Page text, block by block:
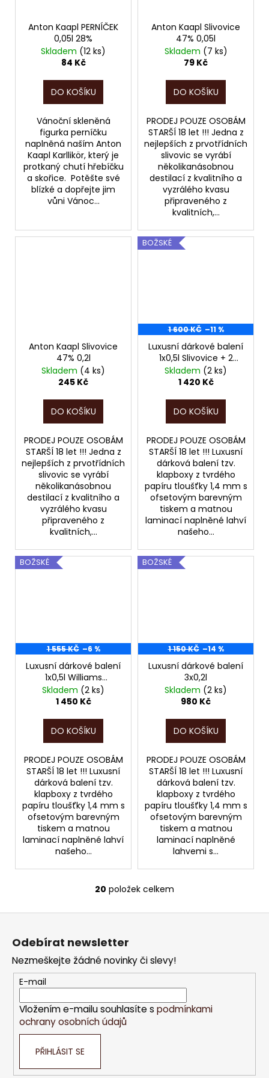
Anton Kaapl PERNÍČEK
0,05l 28%
Skladem (12 ks)
84 Kč
DO KOŠÍKU
Vánoční skleněná
figurka perníčku
naplněná naším Anton
Kaapl Karllikör, který je
protkaný chutí hřebíčku
a skořice. Potěšte své
blízké a dopřejte jim
vůni Vánoc...
Anton Kaapl Slivovice
47% 0,05l
Skladem (7 ks)
79 Kč
DO KOŠÍKU
PRODEJ POUZE OSOBÁM
STARŠÍ 18 let !!! Jedna z
nejlepších z prvotřídních
slivovic se vyrábí
několikanásobnou
destilací z kvalitního a
vyzrálého kvasu
připraveného z
kvalitních,...
Anton Kaapl Slivovice
47% 0,2l
Skladem (4 ks)
245 Kč
DO KOŠÍKU
PRODEJ POUZE OSOBÁM
STARŠÍ 18 let !!! Jedna z
nejlepších z prvotřídních
slivovic se vyrábí
několikanásobnou
destilací z kvalitního a
vyzrálého kvasu
připraveného z
kvalitních,...
BOŽSKÉ
1 600 KČ –11 %
Luxusní dárkové balení
1x0,5l Slivovice + 2
skleničky Anton Kaapl
Skladem (2 ks)
1 420 Kč
DO KOŠÍKU
PRODEJ POUZE OSOBÁM
STARŠÍ 18 let !!! Luxusní
dárková balení tzv.
klapboxy z tvrdého
papíru tloušťky 1,4 mm s
ofsetovým barevným
tiskem a matnou
laminací naplněné lahví
našeho...
BOŽSKÉ
1 555 KČ –6 %
Luxusní dárkové balení
1x0,5l Williams
Hruškovice + 2
skleničky Anton Kaapl
Skladem (2 ks)
1 450 Kč
DO KOŠÍKU
PRODEJ POUZE OSOBÁM
STARŠÍ 18 let !!! Luxusní
dárková balení tzv.
klapboxy z tvrdého
papíru tloušťky 1,4 mm s
ofsetovým barevným
tiskem a matnou
laminací naplněné lahví
našeho...
BOŽSKÉ
1 150 KČ –14 %
Luxusní dárkové balení
3x0,2l
Skladem (2 ks)
980 Kč
DO KOŠÍKU
PRODEJ POUZE OSOBÁM
STARŠÍ 18 let !!! Luxusní
dárková balení tzv.
klapboxy z tvrdého
papíru tloušťky 1,4 mm s
ofsetovým barevným
tiskem a matnou
laminací naplněné
lahvemi s...
O
v
a
c
í
p
r
20 položek celkem
Odebírat newsletter
Nezmeškejte žádné novinky či slevy!
E-mail
Vložením e-mailu souhlasíte s podmínkami
ochrany osobních údajů
PŘIHLÁSIT SE